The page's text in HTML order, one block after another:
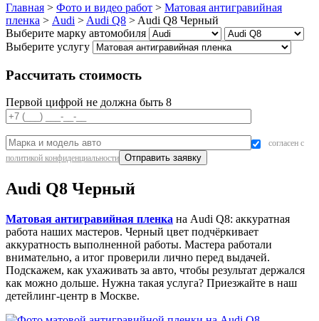
Главная > Фото и видео работ > Матовая антигравийная
пленка > Audi > Audi Q8 > Audi Q8 Черный
Выберите марку автомобиля
Выберите услугу
Рассчитать стоимость
Первой цифрой не должна быть 8
согласен с
политикой конфиденциальности
Audi Q8 Черный
Матовая антигравийная пленка на Audi Q8: аккуратная
работа наших мастеров. Черный цвет подчёркивает
аккуратность выполненной работы. Мастера работали
внимательно, а итог проверили лично перед выдачей.
Подскажем, как ухаживать за авто, чтобы результат держался
как можно дольше. Нужна такая услуга? Приезжайте в наш
детейлинг-центр в Москве.